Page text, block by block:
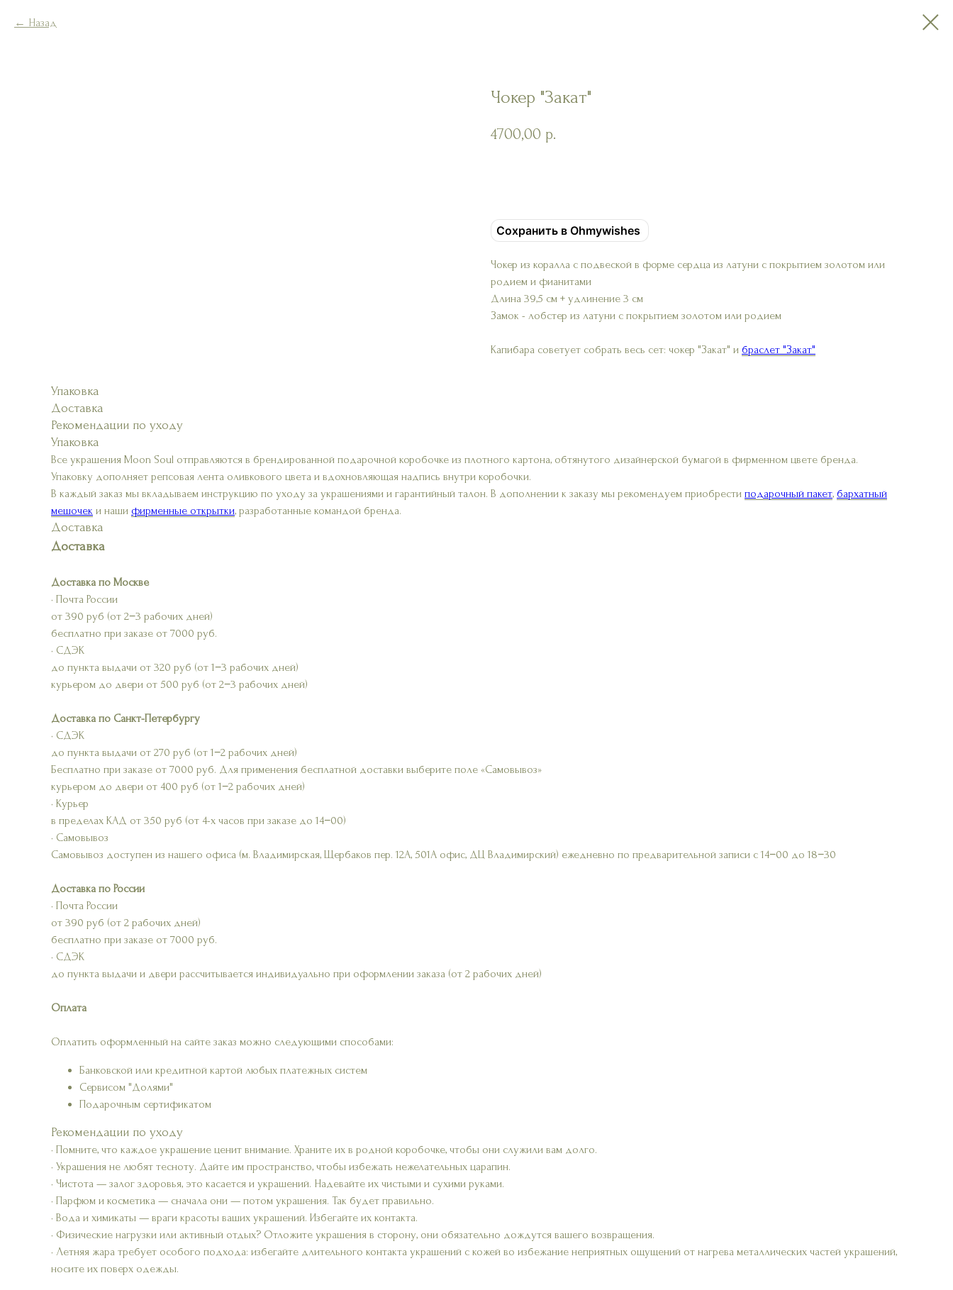
Назад
Чокер "Закат"
4700,00 р.
Сохранить в Ohmywishes
Чокер из коралла с подвеской в форме сердца из латуни с покрытием золотом или
родием и фианитами
Длина 39,5 см + удлинение 3 см
Замок - лобстер из латуни с покрытием золотом или родием
Капибара советует собрать весь сет: чокер "Закат" и браслет "Закат"
Упаковка
Доставка
Рекомендации по уходу
Упаковка
Все украшения Moon Soul отправляются в брендированной подарочной коробочке из плотного картона, обтянутого дизайнерской бумагой в фирменном цвете бренда.
Упаковку дополняет репсовая лента оливкового цвета и вдохновляющая надпись внутри коробочки.
В каждый заказ мы вкладываем инструкцию по уходу за украшениями и гарантийный талон. В дополнении к заказу мы рекомендуем приобрести подарочный пакет, бархатный
мешочек и наши фирменные открытки, разработанные командой бренда.
Доставка
Доставка
Доставка по Москве
• Почта России
от 390 руб (от 2−3 рабочих дней)
бесплатно при заказе от 7000 руб.
• СДЭК
до пункта выдачи от 320 руб (от 1−3 рабочих дней)
курьером до двери от 500 руб (от 2−3 рабочих дней)
Доставка по Санкт-Петербургу
• СДЭК
до пункта выдачи от 270 руб (от 1−2 рабочих дней)
Бесплатно при заказе от 7000 руб. Для применения бесплатной доставки выберите поле «Самовывоз»
курьером до двери от 400 руб (от 1−2 рабочих дней)
• Курьер
в пределах КАД от 350 руб (от 4-х часов при заказе до 14−00)
• Самовывоз
Самовывоз доступен из нашего офиса (м. Владимирская, Щербаков пер. 12А, 501А офис, ДЦ Владимирский) ежедневно по предварительной записи с 14−00 до 18−30
Доставка по России
• Почта России
от 390 руб (от 2 рабочих дней)
бесплатно при заказе от 7000 руб.
• СДЭК
до пункта выдачи и двери рассчитывается индивидуально при оформлении заказа (от 2 рабочих дней)
Оплата
Оплатить оформленный на сайте заказ можно следующими способами:
Банковской или кредитной картой любых платежных систем
Сервисом "Долями"
Подарочным сертификатом
Рекомендации по уходу
• Помните, что каждое украшение ценит внимание. Храните их в родной коробочке, чтобы они служили вам долго.
• Украшения не любят тесноту. Дайте им пространство, чтобы избежать нежелательных царапин.
• Чистота — залог здоровья, это касается и украшений. Надевайте их чистыми и сухими руками.
• Парфюм и косметика — сначала они — потом украшения. Так будет правильно.
• Вода и химикаты — враги красоты ваших украшений. Избегайте их контакта.
• Физические нагрузки или активный отдых? Отложите украшения в сторону, они обязательно дождутся вашего возвращения.
• Летняя жара требует особого подхода: избегайте длительного контакта украшений с кожей во избежание неприятных ощущений от нагрева металлических частей украшений,
носите их поверх одежды.